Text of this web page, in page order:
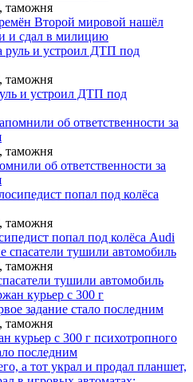
Второй мировой нашёл
и сдал в милицию
и устроил ДТП под
об ответственности за
попал под колёса Audi
тушили автомобиль
курьер с 300 г психотропного
последним